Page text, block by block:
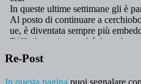
Re-Post
In questa pagina puoi segnalare